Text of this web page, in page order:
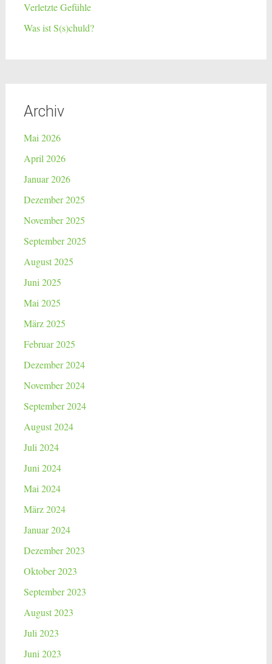
Verletzte Gefühle
Was ist S(s)chuld?
Archiv
Mai 2026
April 2026
Januar 2026
Dezember 2025
November 2025
September 2025
August 2025
Juni 2025
Mai 2025
März 2025
Februar 2025
Dezember 2024
November 2024
September 2024
August 2024
Juli 2024
Juni 2024
Mai 2024
März 2024
Januar 2024
Dezember 2023
Oktober 2023
September 2023
August 2023
Juli 2023
Juni 2023